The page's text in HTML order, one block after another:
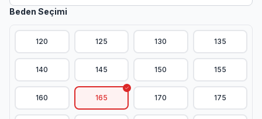
Beden Seçimi
120 125 130 135
140 145 150 155
160 165 170 175